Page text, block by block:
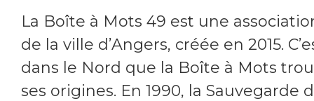
La Boîte à Mots 49 est une
de la ville d’Angers, créée en 2015.
dans le Nord que la Boîte à Mots
ses origines. En 1990, la Sauvegarde